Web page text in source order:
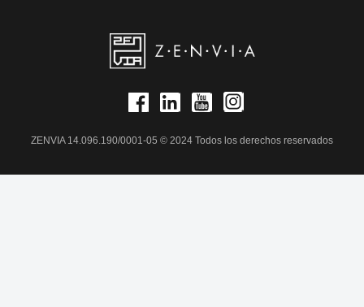
ZENVIA 14.096.190/0001-05 © 2024 Todos los derechos reservados